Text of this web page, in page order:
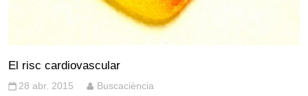
El risc cardiovascular
28 abr. 2015 Buscaciència